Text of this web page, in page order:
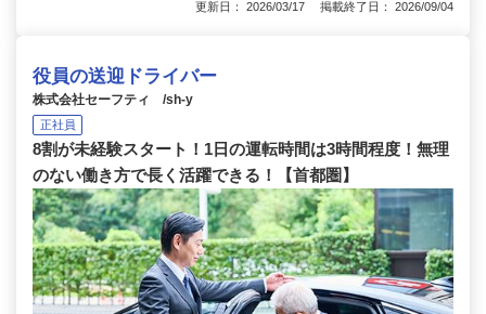
更新日： 2026/03/17 掲載終了日： 2026/09/04
役員の送迎ドライバー
株式会社セーフティ /sh-y
正社員
8割が未経験スタート！1日の運転時間は3時間程度！無理
のない働き方で長く活躍できる！【首都圏】